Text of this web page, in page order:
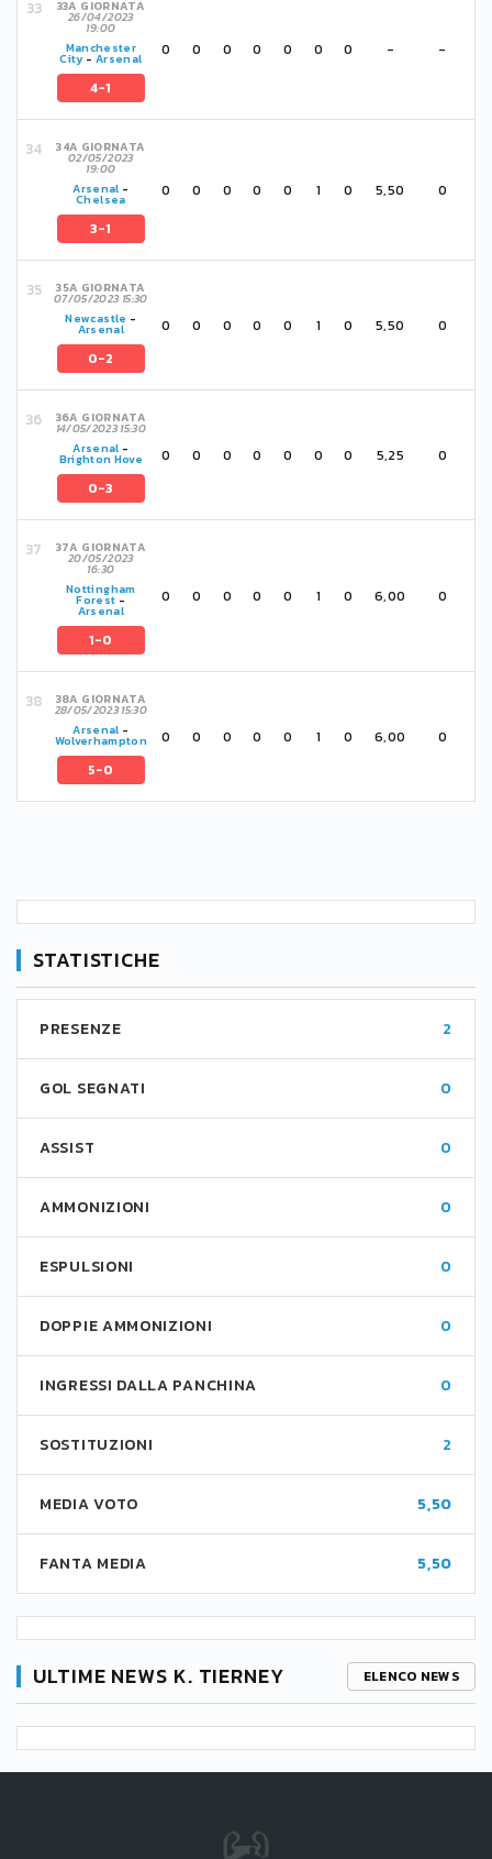
33A GIORNATA
26/04/2023
19:00
Manchester
City- Arsenal
4-1
0 0 0 0 0 0 0 - -
34A GIORNATA
02/05/2023
19:00
Arsenal -
Chelsea
3-1
0 0 0 0 0 1 0 5,50 0
35A GIORNATA
07/05/2023 15:30
Newcastle -
Arsenal
0-2
0 0 0 0 0 1 0 5,50 0
36A GIORNATA
14/05/2023 15:30
Arsenal -
Brighton Hove
0-3
0 0 0 0 0 0 0 5,25 0
37A GIORNATA
20/05/2023
16:30
Nottingham
Forest -
Arsenal
1-0
0 0 0 0 0 1 0 6,00 0
38A GIORNATA
28/05/2023 15:30
Arsenal -
Wolverhampton
5-0
0 0 0 0 0 1 0 6,00 0
STATISTICHE
PRESENZE 2
GOL SEGNATI 0
ASSIST 0
AMMONIZIONI 0
ESPULSIONI 0
DOPPIE AMMONIZIONI 0
INGRESSI DALLA PANCHINA 0
SOSTITUZIONI 2
MEDIA VOTO 5,50
FANTA MEDIA 5,50
ULTIME NEWS K. TIERNEY ELENCO NEWS